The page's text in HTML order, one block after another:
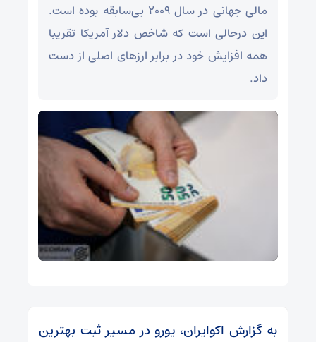
مالی جهانی در سال ۲۰۰۹ بی‌سابقه بوده است.
این درحالی است که شاخص دلار آمریکا تقریبا
همه افزایش خود در برابر ارزهای اصلی از دست
داد.
به گزارش اکوایران، یورو در مسیر ثبت بهترین